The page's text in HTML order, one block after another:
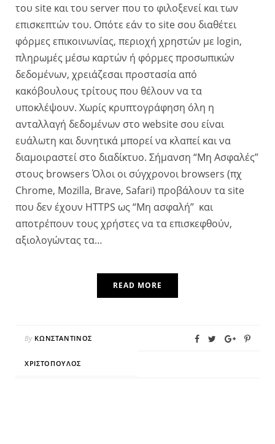
του site και του server που το φιλοξενεί και των
επισκεπτών του. Οπότε εάν το site σου διαθέτει
φόρμες επικοινωνίας, περιοχή χρηστών με login,
πληρωμές μέσω καρτών ή φόρμες προσωπικών
δεδομένων, χρειάζεσαι προστασία από
κακόβουλους τρίτους που θέλουν να τα
υποκλέψουν. Χωρίς κρυπτογράφηση όλη η
ανταλλαγή δεδομένων στο website σου είναι
ευάλωτη και δυνητικά μπορεί να κλαπεί και να
διαμοιραστεί στο διαδίκτυο. Σήμανση “Μη Ασφαλές”
στους browsers Όλοι οι σύγχρονοι browsers (πχ
Chrome, Mozilla, Brave, Safari) προβάλουν τα site
που δεν έχουν HTTPS ως “Μη ασφαλή” και
αποτρέπουν τους χρήστες να τα επισκεφθούν,
αξιολογώντας τα…
READ MORE
By ΚΩΝΣΤΑΝΤΊΝΟΣ
ΧΡΙΣΤΌΠΟΥΛΟΣ